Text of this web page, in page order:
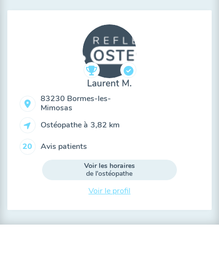
Laurent M.
83230 Bormes-les-
Mimosas
Ostéopathe à 3,82 km
20 Avis patients
Voir les horaires
de l'ostéopathe
Voir le profil